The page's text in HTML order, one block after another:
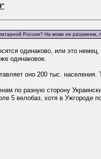
России? На мови не разумеем,
одинаково, или это
одинаковое.
оно 200 тыс. населения.
по разную сторону
5 велобаз, хотя в Ужгороде